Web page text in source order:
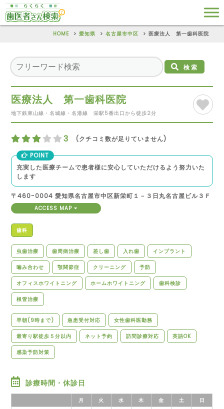
HOME 愛知県 名古屋市中区 医療法人 第一歯科医院
検索
医療法人 第一歯科医院
地下鉄東山線・名城線・名港線 栄駅5番出口から徒歩2分
3
(クチコミ数が足りていません)
POINT
充実した医療チームで患者様に安心していただけるよう努力いた
します
〒460-0004 愛知県名古屋市中区新栄町１－３日丸名古屋ビル３Ｆ
ACCESS MAP
歯科
虫歯治療 歯周病治療 差し歯 入れ歯 インプラント
噛み合わせ 顎関節症 クリーニング 予防
オフィスホワイトニング ホームホワイトニング 歯科検診
根管治療
早朝(9時まで) 急患受付対応 女性歯科医勤務
最寄り駅徒歩５分以内 ネット予約 訪問診療対応 英語OK
感染予防対策
診療時間・休診日
月 火 水 木 金 土
日